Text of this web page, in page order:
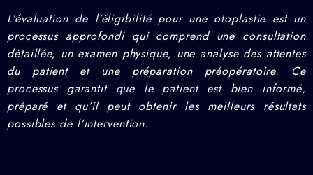
L’évaluation de l’éligibilité pour une otoplastie est un
processus approfondi qui comprend une consultation
détaillée, un examen physique, une analyse des attentes
du patient et une préparation préopératoire. Ce
processus garantit que le patient est bien informé,
préparé et qu’il peut obtenir les meilleurs résultats
possibles de l’intervention.